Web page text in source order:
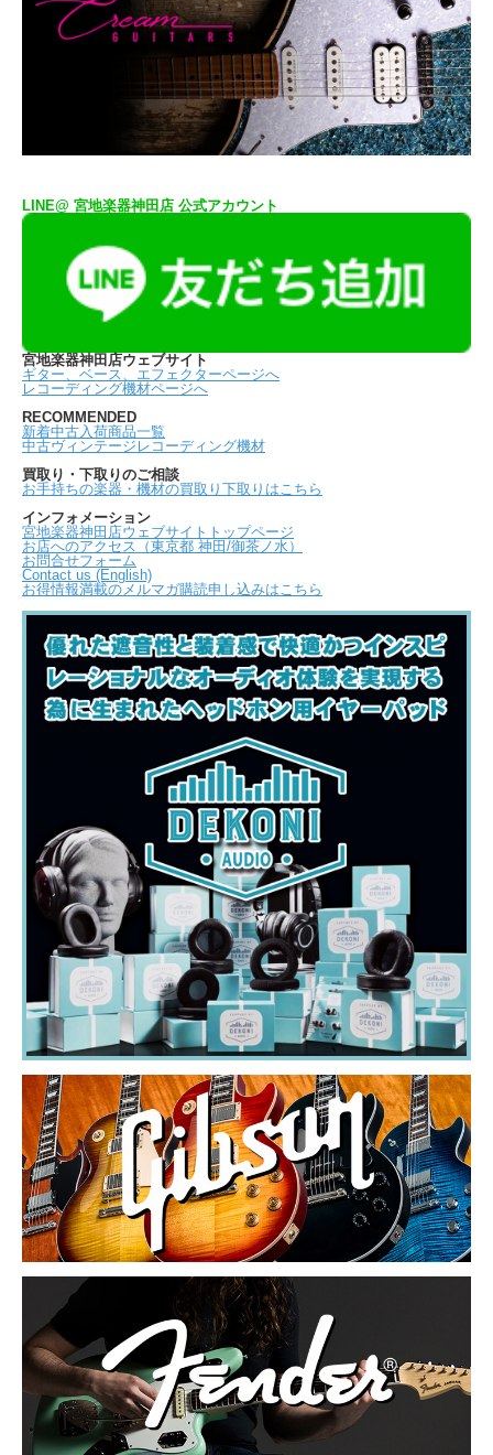
LINE@ 宮地楽器神田店 公式アカウント
宮地楽器神田店ウェブサイト
ギター、ベース、エフェクターページへ
レコーディング機材ページへ
RECOMMENDED
新着中古入荷商品一覧
中古ヴィンテージレコーディング機材
買取り・下取りのご相談
お手持ちの楽器・機材の買取り下取りはこちら
インフォメーション
宮地楽器神田店ウェブサイトトップページ
お店へのアクセス（東京都 神田/御茶ノ水）
お問合せフォーム
Contact us (English)
お得情報満載のメルマガ購読申し込みはこちら